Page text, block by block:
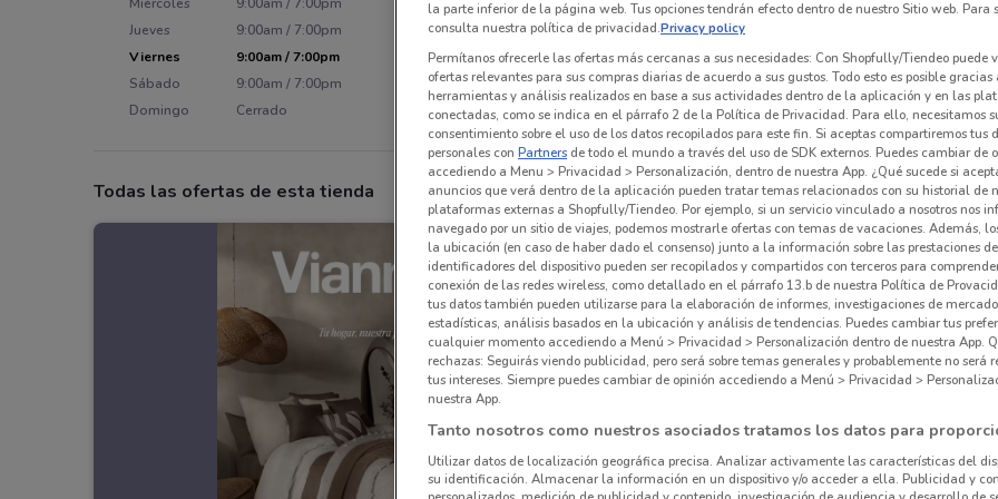
Jueves
9:00am / 7:00pm
Viernes
9:00am / 7:00pm
Sábado
9:00am / 7:00pm
Domingo
Cerrado
Todas las ofertas de esta tienda
la parte inferior de la página web. Tus opciones tendrán efecto dentro de nuestro Sitio web. Para
consulta nuestra política de privacidad.Privacy policy
Permítanos ofrecerle las ofertas más cercanas a sus necesidades: Con Shopfully/Tiendeo puede
ofertas relevantes para sus compras diarias de acuerdo a sus gustos. Todo esto es posible gracias
herramientas y análisis realizados en base a sus actividades dentro de la aplicación y en las
conectadas, como se indica en el párrafo 2 de la Política de Privacidad. Para ello, necesitamos
consentimiento sobre el uso de los datos recopilados para este fin. Si aceptas compartiremos tus
personales con Partners de todo el mundo a través del uso de SDK externos. Puedes cambiar de
accediendo a Menu > Privacidad > Personalización, dentro de nuestra App. ¿Qué sucede si
anuncios que verá dentro de la aplicación pueden tratar temas relacionados con su historial de
plataformas externas a Shopfully/Tiendeo. Por ejemplo, si un servicio vinculado a nosotros nos
navegado por un sitio de viajes, podemos mostrarle ofertas con temas de vacaciones. Además,
la ubicación (en caso de haber dado el consenso) junto a la información sobre las prestaciones
identificadores del dispositivo pueden ser recopilados y compartidos con terceros para
conexión de las redes wireless, como detallado en el párrafo 13.b de nuestra Política de
tus datos también pueden utilizarse para la elaboración de informes, investigaciones de
estadísticas, análisis basados en la ubicación y análisis de tendencias. Puedes cambiar tus
cualquier momento accediendo a Menú > Privacidad > Personalización dentro de nuestra App.
rechazas: Seguirás viendo publicidad, pero será sobre temas generales y probablemente no será
tus intereses. Siempre puedes cambiar de opinión accediendo a Menú > Privacidad >
nuestra App.
Tanto nosotros como nuestros asociados tratamos los datos para
Utilizar datos de localización geográfica precisa. Analizar activamente las características del
su identificación. Almacenar la información en un dispositivo y/o acceder a ella. Publicidad y